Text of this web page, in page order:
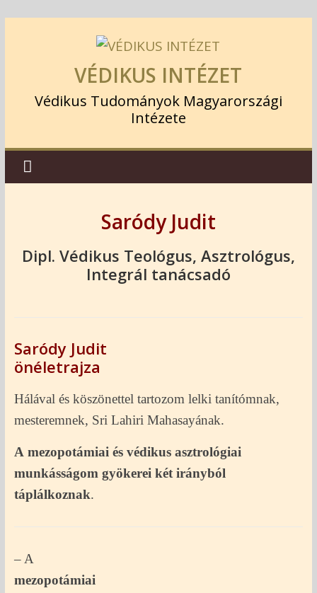
VÉDIKUS INTÉZET
Védikus Tudományok Magyarországi
Intézete
Saródy Judit
Dipl. Védikus Teológus, Asztrológus,
Integrál tanácsadó
Saródy Judit
önéletrajza
Hálával és köszönettel tartozom lelki tanítómnak,
mesteremnek, Sri Lahiri Mahasayának.
A mezopotámiai és védikus asztrológiai
munkásságom gyökerei két irányból
táplálkoznak.
– A
mezopotámiai